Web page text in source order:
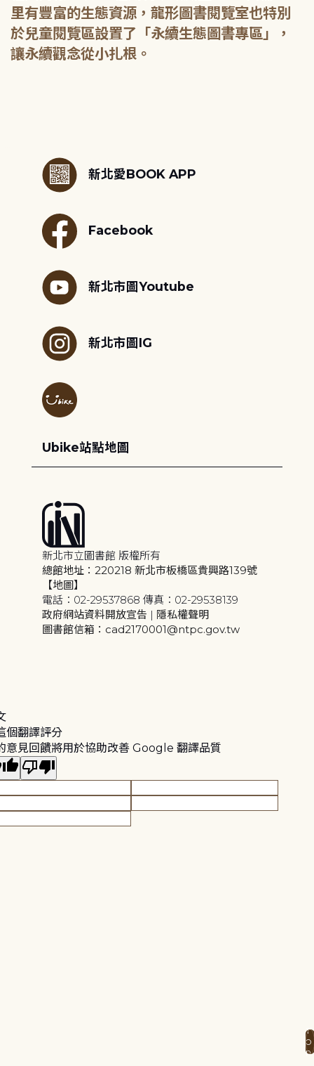
里有豐富的生態資源，龍形圖書閱覽室也特別
於兒童閱覽區設置了「永續生態圖書專區」，
新北愛BOOK APP
Facebook
新北市圖Youtube
新北市圖IG
Ubike站點地圖
新北市立圖書館 版權所有
總館地址：220218 新北市板橋區貴興路139號
【地圖】
電話：02-29537868 傳真：02-29538139
政府網站資料開放宣告 | 隱私權聲明
圖書館信箱：cad2170001@ntpc.gov.tw
個翻譯評分
意見回饋將用於協助改善 Google 翻譯品質